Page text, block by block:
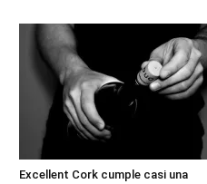
Excellent Cork cumple casi una